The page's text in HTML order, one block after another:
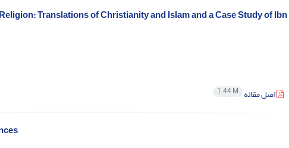
Translations of Christianity and Islam and a Case Study of
اصل مقاله 1.44 M